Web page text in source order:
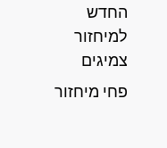
החדש
למיחזור
צמיגים
פחי מיחזור